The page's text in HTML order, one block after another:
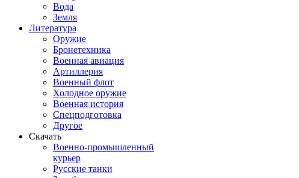
Вода
Земля
Литература
Оружие
Бронетехника
Военная авиация
Артиллерия
Военный флот
Холодное оружие
Военная история
Спецподготовка
Другое
Скачать
Военно-промышленный
курьер
Русские танки